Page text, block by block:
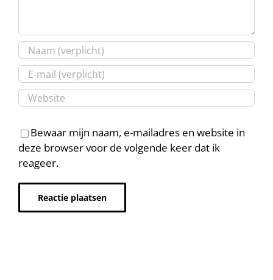
Bewaar mijn naam, e-mailadres en website in
deze browser voor de volgende keer dat ik
reageer.